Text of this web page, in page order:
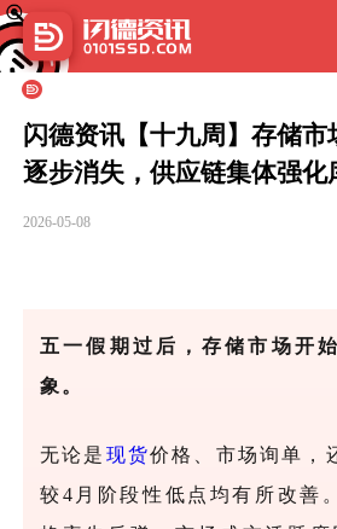
闪德资讯【十九周】存储市
逐步消失，供应链集体强化
2026-05-08
五一假期过后，存储市场开
象。
无论是 现货价格、市场询单，
较4月阶段性低点均有所改善